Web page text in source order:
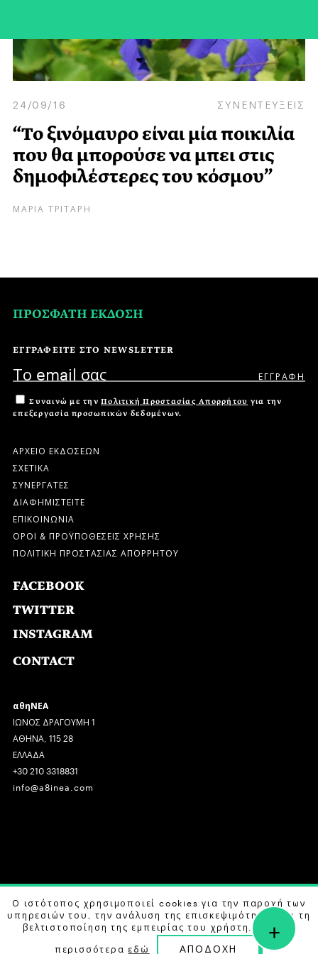
24/09/16 ΣΥΝΕΝΤΕΥΞΕΙΣ
“Το ξινόμαυρο είναι μία ποικιλία
που θα μπορούσε να μπει στις
δημοφιλέστερες του κόσμου”
ΜΑΡΙΑ ΤΡΙΤΑΡΗ
ΠΡΟΣΦΑΤΗ ΕΚΔΟΣΗ
ΕΓΓΡΑΦΕΙΤΕ ΣΤΟ NEWSLETTER
Συναινώ με την Πολιτική Προστασίας Απορρήτου για την
επεξεργασία προσωπικών δεδομένων.
ΑΡΧΕΙΟ ΕΚΔΟΣΕΩΝ
ΣΧΕΤΙΚΑ
ΣΥΝΕΡΓΑΤΕΣ
ΔΙΑΦΗΜΙΣΤΕΙΤΕ
ΕΠΙΚΟΙΝΩΝΙΑ
ΟΡΟΙ & ΠΡΟΫΠΟΘΕΣΕΙΣ ΧΡΗΣΗΣ
ΠΟΛΙΤΙΚΗ ΠΡΟΣΤΑΣΙΑΣ ΑΠΟΡΡΗΤΟΥ
FACEBOOK
TWITTER
INSTAGRAM
CONTACT
αθηΝΕΑ
ΙΩΝΟΣ ΔΡΑΓΟΥΜΗ 1
ΑΘΗΝΑ, 115 28
ΕΛΛΑΔΑ
+30 210 3318831
info@a8inea.com
COPYRIGHT © 2026 αθηΝΕΑ, ALL RIGHTS RESERVED.
DESIGN BY G DESIGN STUDIO. DEVELOPED BYB LABS
Ο ιστότοπος χρησιμοποιεί cookies για την παροχή των
υπηρεσιών του, την ανάλυση της επισκεψιμότητας και τη
βελτιστοποίηση της εμπειρίας του χρήστη. Μάθετε
περισσότεραεδώ ΑΠΟΔΟΧΗ
+